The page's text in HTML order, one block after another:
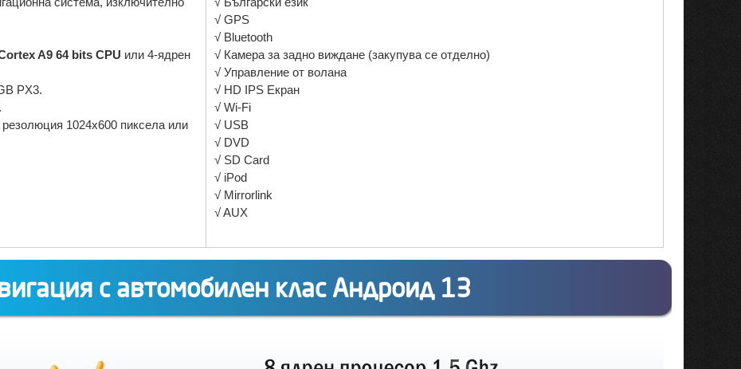
A9 64 bits CPU или 4-ядрен
PX3.
1024x600 пиксела или
√ GPS
√ Bluetooth
√ Камера за задно виждане (закупува се отделно)
√ Управление от волана
√ HD IPS Екран
√ Wi-Fi
√ USB
√ DVD
√ SD Card
√ iPod
√ Mirrorlink
√ AUX
с автомобилен клас Андроид 13